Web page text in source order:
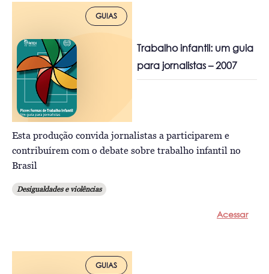
GUIAS
Trabalho infantil: um guia
para jornalistas – 2007
Esta produção convida jornalistas a participarem e
contribuírem com o debate sobre trabalho infantil no
Brasil
Desigualdades e violências
Acessar
GUIAS